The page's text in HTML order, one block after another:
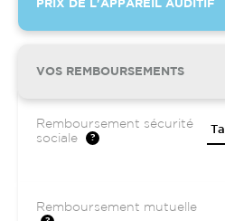
PRIX DE L'APPAREIL AUDITIF
VOS REMBOURSEMENTS
Remboursement sécurité
sociale
Remboursement mutuelle